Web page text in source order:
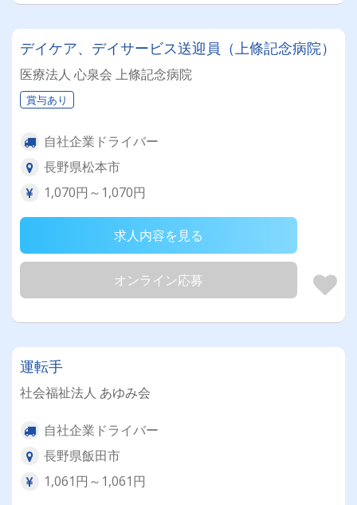
デイケア、デイサービス送迎員（上條記念病院）
医療法人 心泉会 上條記念病院
賞与あり
自社企業ドライバー
長野県松本市
1,070円～1,070円
求人内容を見る
オンライン応募
運転手
社会福祉法人 あゆみ会
自社企業ドライバー
長野県飯田市
1,061円～1,061円